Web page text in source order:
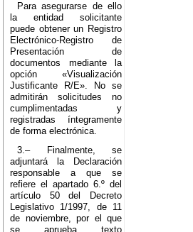
Para asegurarse de ello
la entidad solicitante
puede obtener un Registro
Electrónico-Registro de
Presentación de
documentos mediante la
opción «Visualización
Justificante R/E». No se
admitirán solicitudes no
cumplimentadas y
registradas íntegramente
de forma electrónica.
3.– Finalmente, se
adjuntará la Declaración
responsable a que se
refiere el apartado 6.º del
artículo 50 del Decreto
Legislativo 1/1997, de 11
de noviembre, por el que
se aprueba texto